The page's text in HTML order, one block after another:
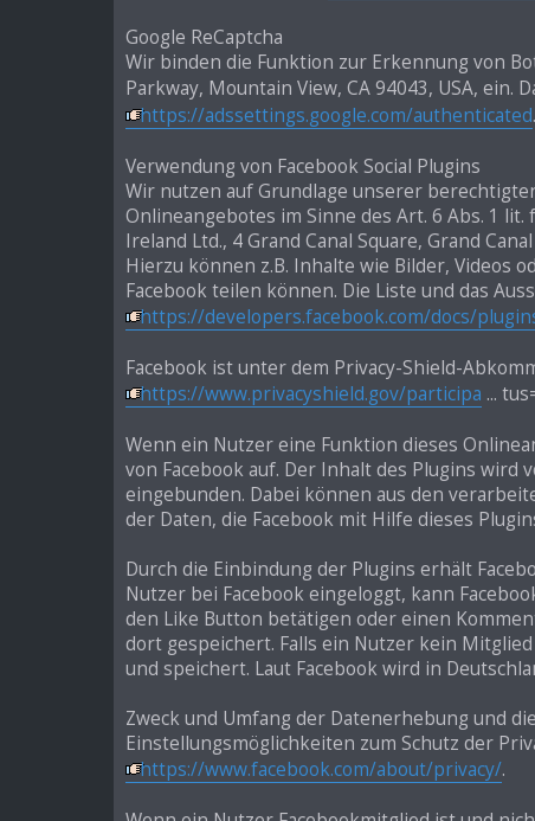
Google ReCaptcha
Wir binden die Funktion zur Erkennung von
Parkway, Mountain View, CA 94043, USA, ein.
https://adssettings.google.com/authenticated.
Verwendung von Facebook Social Plugins
Wir nutzen auf Grundlage unserer
Onlineangebotes im Sinne des Art. 6 Abs. 1 lit.
Ireland Ltd., 4 Grand Canal Square, Grand
Hierzu können z.B. Inhalte wie Bilder, Videos
Facebook teilen können. Die Liste und das
https://developers.facebook.com/docs/
Facebook ist unter dem Privacy-Shield-
https://www.privacyshield.gov/participa ...
Wenn ein Nutzer eine Funktion dieses
von Facebook auf. Der Inhalt des Plugins
eingebunden. Dabei können aus den
der Daten, die Facebook mit Hilfe dieses
Durch die Einbindung der Plugins erhält
Nutzer bei Facebook eingeloggt, kann
den Like Button betätigen oder einen
dort gespeichert. Falls ein Nutzer kein
und speichert. Laut Facebook wird in
Zweck und Umfang der Datenerhebung und
Einstellungsmöglichkeiten zum Schutz der
https://www.facebook.com/about/privacy/.